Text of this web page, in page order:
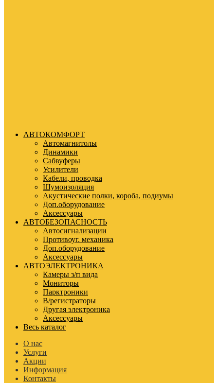
АВТОКОМФОРТ
Автомагнитолы
Динамики
Сабвуферы
Усилители
Кабели, проводка
Шумоизоляция
Акустические полки, короба, подиумы
Доп.оборудование
Аксессуары
АВТОБЕЗОПАСНОСТЬ
Автосигнализации
Противоуг. механика
Доп.оборудование
Аксессуары
АВТОЭЛЕКТРОНИКА
Камеры з/п вида
Мониторы
Парктроники
В/регистраторы
Другая электроника
Аксессуары
Весь каталог
О нас
Услуги
Акции
Информация
Контакты